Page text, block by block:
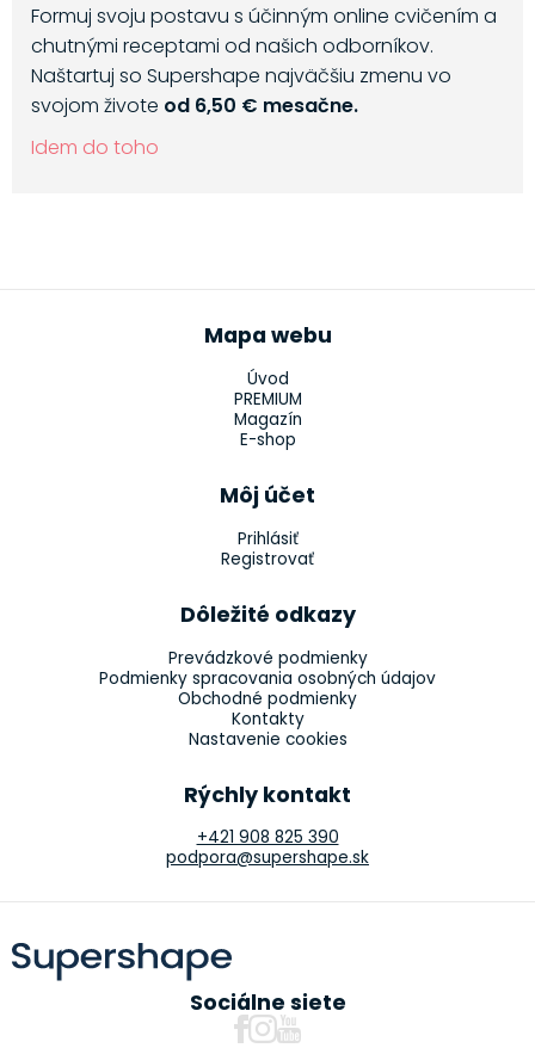
Formuj svoju postavu s účinným online cvičením a
chutnými receptami od našich odborníkov.
Naštartuj so Supershape najväčšiu zmenu vo
svojom živote od 6,50 € mesačne.
Idem do toho
Mapa webu
Úvod
PREMIUM
Magazín
E-shop
Môj účet
Prihlásiť
Registrovať
Dôležité odkazy
Prevádzkové podmienky
Podmienky spracovania osobných údajov
Obchodné podmienky
Kontakty
Nastavenie cookies
Rýchly kontakt
+421 908 825 390
podpora@supershape.sk
Sociálne siete